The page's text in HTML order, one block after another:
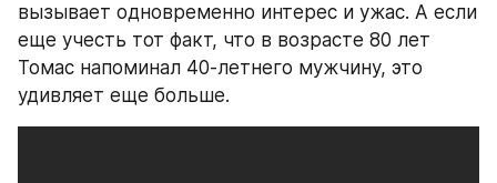
вызывает одновременно интерес и ужас. А если
еще учесть тот факт, что в возрасте 80 лет
Томас напоминал 40-летнего мужчину, это
удивляет еще больше.